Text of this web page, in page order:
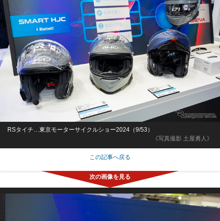
《写真撮影 土屋勇人》
RSタイチ…東京モーターサイクルショー2024（9/53）
この記事へ戻る